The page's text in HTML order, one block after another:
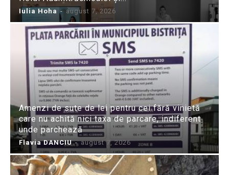
Iulia Hoha - august 7, 2026
Amenzi de sute de lei pentru cei fără vinietă
care nu achită nici taxa de parcare, indiferent
unde parchează
Flavia DANCIU - august 7, 2026